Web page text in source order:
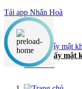
Tải app Nhân Hoà
Nội dung chính
1. Cách lấy mật
2. Cách lấy mật
3. Lời kết